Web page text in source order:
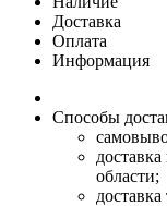
Доставка
Оплата
Информация
Способы
области;